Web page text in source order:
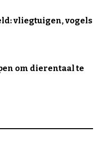
vliegtuigen, vogels
om dierentaal te